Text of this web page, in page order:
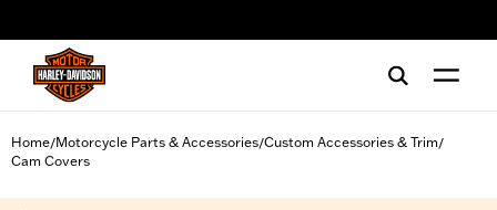
Home/Motorcycle Parts & Accessories/Custom Accessories & Trim/
Cam Covers